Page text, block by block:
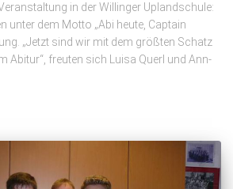
in der Willinger Uplandschule:
unter dem Motto „Abi heute, Captain
„Jetzt sind wir mit dem größten Schatz
Abitur“, freuten sich Luisa Querl und Ann-